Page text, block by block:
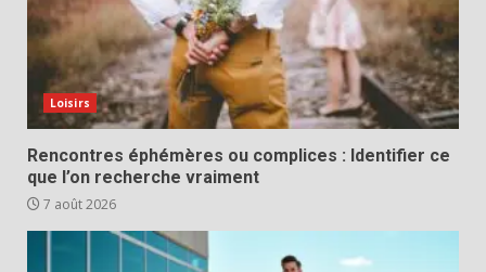
Loisirs
Rencontres éphémères ou complices : Identifier ce
que l’on recherche vraiment
7 août 2026